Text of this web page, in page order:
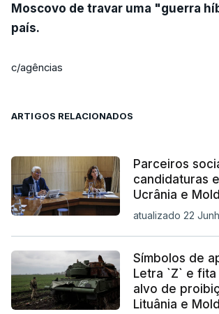
Moscovo de travar uma "guerra
país.
c/agências
ARTIGOS RELACIONADOS
Parceiros
candidaturas
Ucrânia e
atualizado 22
Símbolos de
Letra `Z` e
alvo de
Lituânia e